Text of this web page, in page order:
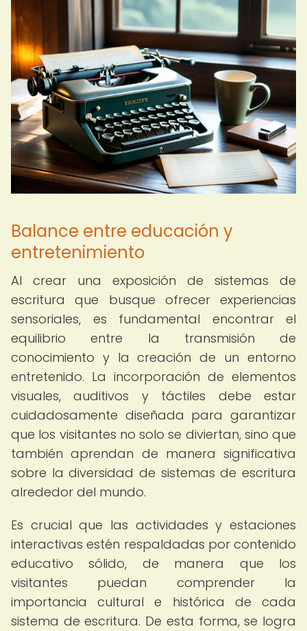
Balance entre educación y
entretenimiento
Al crear una exposición de sistemas de
escritura que busque ofrecer experiencias
sensoriales, es fundamental encontrar el
equilibrio entre la transmisión de
conocimiento y la creación de un entorno
entretenido. La incorporación de elementos
visuales, auditivos y táctiles debe estar
cuidadosamente diseñada para garantizar
que los visitantes no solo se diviertan, sino que
también aprendan de manera significativa
sobre la diversidad de sistemas de escritura
alrededor del mundo.
Es crucial que las actividades y estaciones
interactivas estén respaldadas por contenido
educativo sólido, de manera que los
visitantes puedan comprender la
importancia cultural e histórica de cada
sistema de escritura. De esta forma, se logra